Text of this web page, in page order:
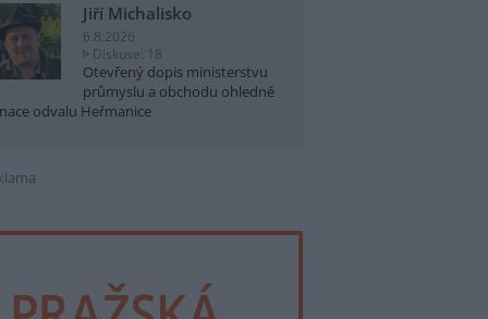
Jiří Michalisko
6.8.2026
Diskuse: 18
Otevřený dopis ministerstvu
průmyslu a obchodu ohledně
odvalu Heřmanice